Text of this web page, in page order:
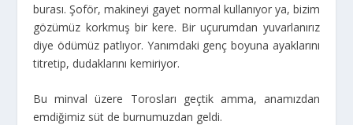
burası. Şoför, makineyi gayet normal kullanıyor ya, bizim
gözümüz korkmuş bir kere. Bir uçurumdan yuvarlanırız
diye ödümüz patlıyor. Yanımdaki genç boyuna ayaklarını
titretip, dudaklarını kemiriyor.
Bu minval üzere Torosları geçtik amma, anamızdan
emdiğimiz süt de burnumuzdan geldi.